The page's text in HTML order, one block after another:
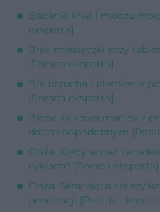
Badanie krwi i moczu
eksperta]
Brak miesiączki przy
[Porada eksperta]
Ból brzucha i plamienie
[Porada eksperta]
Błona śluzowa macicy z
doczesnopodobnym
Ciąża. Kiedy widać
cyklach? [Porada eksperta]
Ciąża. Skracająca się
penetracji [Porada